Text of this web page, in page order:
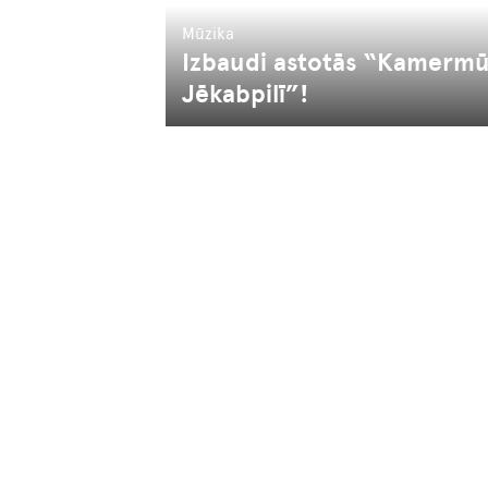
Mūzika
Izbaudi astotās
Jēkabpilī”!